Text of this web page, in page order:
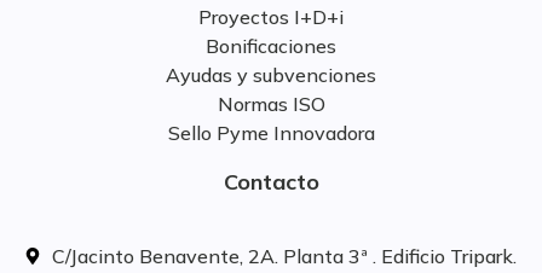
Proyectos I+D+i
Bonificaciones
Ayudas y subvenciones
Normas ISO
Sello Pyme Innovadora
Contacto
C/Jacinto Benavente, 2A. Planta 3ª . Edificio Tripark.